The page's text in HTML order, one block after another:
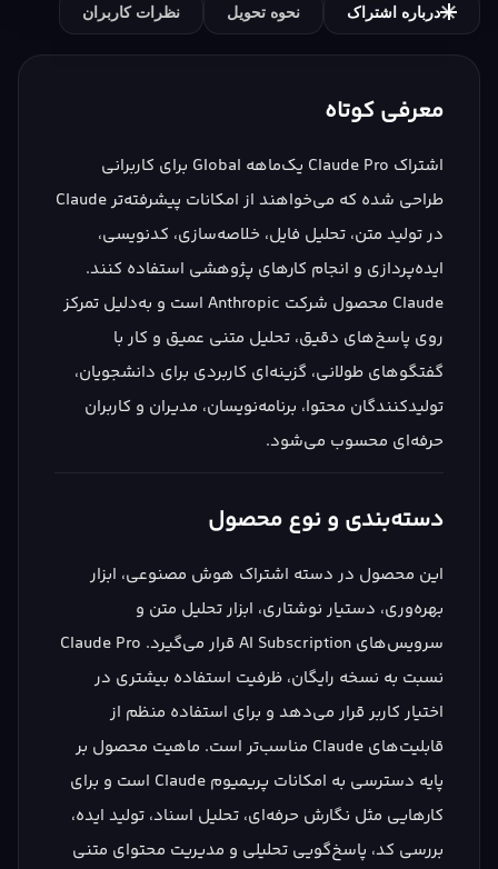
درباره اشتراک نحوه تحویل نظرات کاربران
معرفی کوتاه
اشتراک Claude Pro یک‌ماهه Global برای کاربرانی
طراحی شده که می‌خواهند از امکانات پیشرفته‌تر Claude
در تولید متن، تحلیل فایل، خلاصه‌سازی، کدنویسی،
ایده‌پردازی و انجام کارهای پژوهشی استفاده کنند.
Claude محصول شرکت Anthropic است و به‌دلیل تمرکز
روی پاسخ‌های دقیق، تحلیل متنی عمیق و کار با
گفتگوهای طولانی، گزینه‌ای کاربردی برای دانشجویان،
تولیدکنندگان محتوا، برنامه‌نویسان، مدیران و کاربران
حرفه‌ای محسوب می‌شود.
دسته‌بندی و نوع محصول
این محصول در دسته اشتراک هوش مصنوعی، ابزار
بهره‌وری، دستیار نوشتاری، ابزار تحلیل متن و
سرویس‌های AI Subscription قرار می‌گیرد. Claude Pro
نسبت به نسخه رایگان، ظرفیت استفاده بیشتری در
اختیار کاربر قرار می‌دهد و برای استفاده منظم از
قابلیت‌های Claude مناسب‌تر است. ماهیت محصول بر
پایه دسترسی به امکانات پریمیوم Claude است و برای
کارهایی مثل نگارش حرفه‌ای، تحلیل اسناد، تولید ایده،
بررسی کد، پاسخ‌گویی تحلیلی و مدیریت محتوای متنی